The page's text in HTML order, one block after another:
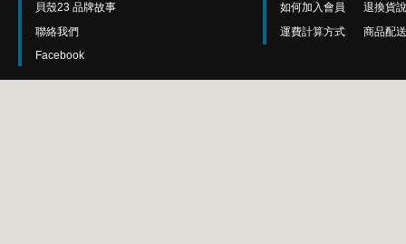
貝殼23 品牌故事
聯絡我們
Facebook
如何加入會員
運費計算方式
退換貨
商品配